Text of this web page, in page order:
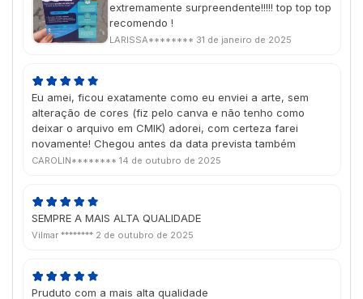
extremamente surpreendente!!!!! top top top
recomendo !
LARISSA******** 31 de janeiro de 2025
Eu amei, ficou exatamente como eu enviei a arte, sem
alteração de cores (fiz pelo canva e não tenho como
deixar o arquivo em CMIK) adorei, com certeza farei
novamente! Chegou antes da data prevista também
CAROLIN******** 14 de outubro de 2025
SEMPRE A MAIS ALTA QUALIDADE
Vilmar ******** 2 de outubro de 2025
Pruduto com a mais alta qualidade